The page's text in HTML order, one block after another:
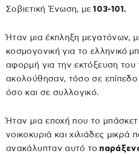
Σοβιετική Ένωση, με 103-101.
Ήταν μια έκπληξη μεγατόνων,
κοσμογονική για το ελληνικό
αφορμή για την εκτόξευση του
ακολούθησαν, τόσο σε
όσο και σε συλλογικό.
Ήταν μια εποχή που το μπάσκετ
νοικοκυριά και χιλιάδες μικρά
ανακάλυπταν αυτό το